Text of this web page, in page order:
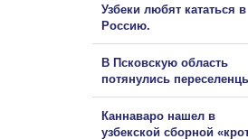
Узбеки любят кататься в
Россию.
В Псковскую область
потянулись
Каннаваро нашел в
узбекской сборной